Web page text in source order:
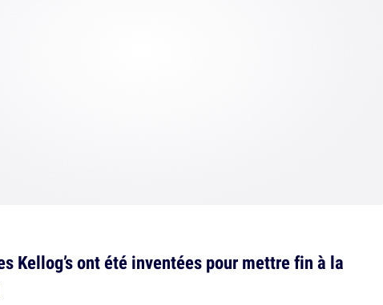
Kellog’s ont été inventées pour mettre fin à la